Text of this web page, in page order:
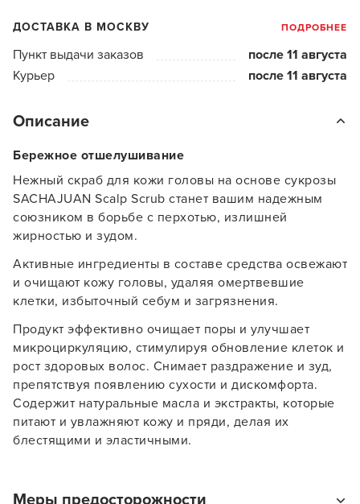
ДОСТАВКА В МОСКВУ ПОДРОБНЕЕ
Пункт выдачи заказов
после 11 августа
Курьер
после 11 августа
Описание
Бережное отшелушивание
Нежный скраб для кожи головы на основе сукрозы
SACHAJUAN Scalp Scrub станет вашим надежным
союзником в борьбе с перхотью, излишней
жирностью и зудом.
Активные ингредиенты в составе средства освежают
и очищают кожу головы, удаляя омертвевшие
клетки, избыточный себум и загрязнения.
Продукт эффективно очищает поры и улучшает
микроциркуляцию, стимулируя обновление клеток и
рост здоровых волос. Снимает раздражение и зуд,
препятствуя появлению сухости и дискомфорта.
Содержит натуральные масла и экстракты, которые
питают и увлажняют кожу и пряди, делая их
блестящими и эластичными.
Меры предосторожности
Заяц–робот